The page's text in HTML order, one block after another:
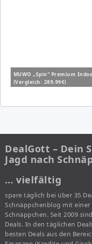
MUWO „Spin“ Premium
(Vergleich: 289,99€)
DealGott – Dein
Jagd nach
… vielfältig
spare täglich bei über 35
Schnäppchenblog mit
Schnäppchen. Seit 2009
Deals. In den täglichen
besten Deals aus den